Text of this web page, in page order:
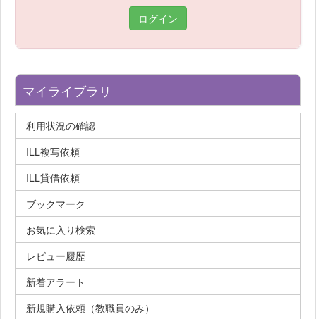
ログイン
マイライブラリ
利用状況の確認
ILL複写依頼
ILL貸借依頼
ブックマーク
お気に入り検索
レビュー履歴
新着アラート
新規購入依頼（教職員のみ）